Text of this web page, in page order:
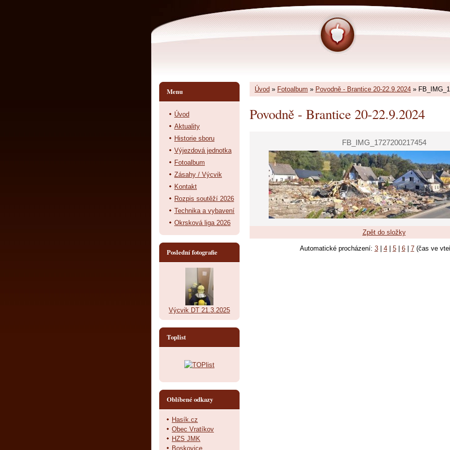
Úvod » Fotoalbum » Povodně - Brantice 20-22.9.2024 »
Povodně - Brantice 20-22.9.2024
FB_IMG_1727200217454
Zpět do složky
Automatické procházení: 3| 4| 5| 6| 7(čas ve
Menu
Úvod
Aktuality
Historie sboru
Výjezdová jednotka
Fotoalbum
Zásahy / Výcvik
Kontakt
Rozpis soutěží 2026
Technika a vybavení
Okrsková liga 2026
Poslední fotografie
Výcvik DT 21.3.2025
Toplist
Oblíbené odkazy
Hasík.cz
Obec Vratíkov
HZS JMK
Boskovice